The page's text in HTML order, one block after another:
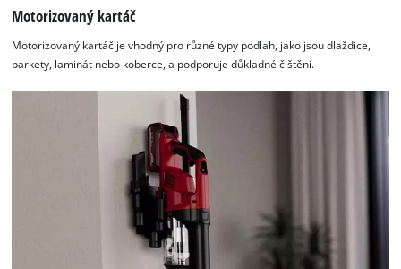
Motorizovaný kartáč
Motorizovaný kartáč je vhodný pro různé typy podlah, jako jsou dlaždice,
parkety, laminát nebo koberce, a podporuje důkladné čištění.